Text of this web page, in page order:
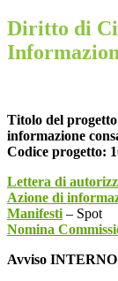
Diritto di
Titolo del
informazione
Codice progetto:
Lettera di
Azione di
Manifesti – Spot
Nomina
Avviso